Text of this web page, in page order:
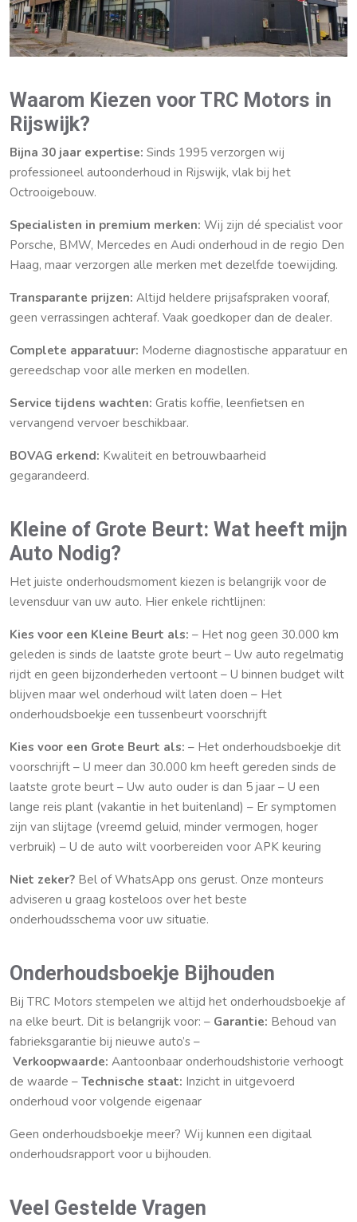
Waarom Kiezen voor TRC Motors in
Rijswijk?
Bijna 30 jaar expertise: Sinds 1995 verzorgen wij
professioneel autoonderhoud in Rijswijk, vlak bij het
Octrooigebouw.
Specialisten in premium merken: Wij zijn dé specialist voor
Porsche, BMW, Mercedes en Audi onderhoud in de regio Den
Haag, maar verzorgen alle merken met dezelfde toewijding.
Transparante prijzen: Altijd heldere prijsafspraken vooraf,
geen verrassingen achteraf. Vaak goedkoper dan de dealer.
Complete apparatuur: Moderne diagnostische apparatuur en
gereedschap voor alle merken en modellen.
Service tijdens wachten: Gratis koffie, leenfietsen en
vervangend vervoer beschikbaar.
BOVAG erkend: Kwaliteit en betrouwbaarheid
gegarandeerd.
Kleine of Grote Beurt: Wat heeft mijn
Auto Nodig?
Het juiste onderhoudsmoment kiezen is belangrijk voor de
levensduur van uw auto. Hier enkele richtlijnen:
Kies voor een Kleine Beurt als: – Het nog geen 30.000 km
geleden is sinds de laatste grote beurt – Uw auto regelmatig
rijdt en geen bijzonderheden vertoont – U binnen budget wilt
blijven maar wel onderhoud wilt laten doen – Het
onderhoudsboekje een tussenbeurt voorschrijft
Kies voor een Grote Beurt als: – Het onderhoudsboekje dit
voorschrijft – U meer dan 30.000 km heeft gereden sinds de
laatste grote beurt – Uw auto ouder is dan 5 jaar – U een
lange reis plant (vakantie in het buitenland) – Er symptomen
zijn van slijtage (vreemd geluid, minder vermogen, hoger
verbruik) – U de auto wilt voorbereiden voor APK keuring
Niet zeker? Bel of WhatsApp ons gerust. Onze monteurs
adviseren u graag kosteloos over het beste
onderhoudsschema voor uw situatie.
Onderhoudsboekje Bijhouden
Bij TRC Motors stempelen we altijd het onderhoudsboekje af
na elke beurt. Dit is belangrijk voor: – Garantie: Behoud van
fabrieksgarantie bij nieuwe auto’s –
Verkoopwaarde: Aantoonbaar onderhoudshistorie verhoogt
de waarde – Technische staat: Inzicht in uitgevoerd
onderhoud voor volgende eigenaar
Geen onderhoudsboekje meer? Wij kunnen een digitaal
onderhoudsrapport voor u bijhouden.
Veel Gestelde Vragen